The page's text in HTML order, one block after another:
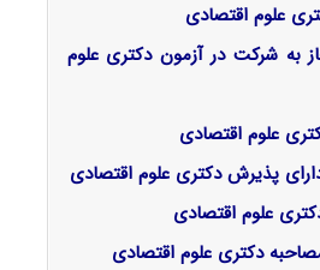
ﻋﻠﻮم اﻗﺘﺼﺎدی
به شرکت در آزمون دکتری علوم
علوم اقتصادی
پذیرش دکتری علوم اقتصادی
علوم اقتصادی
دکتری علوم اقتصادی